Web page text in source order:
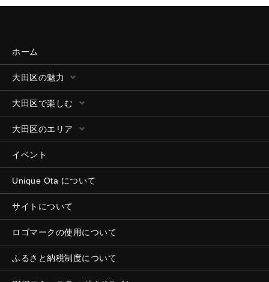
ホーム
大田区の魅力
大田区で楽しむ
大田区のエリア
イベント
Unique Ota について
サイトについて
ロゴマークの使用について
ふるさと納税制度について